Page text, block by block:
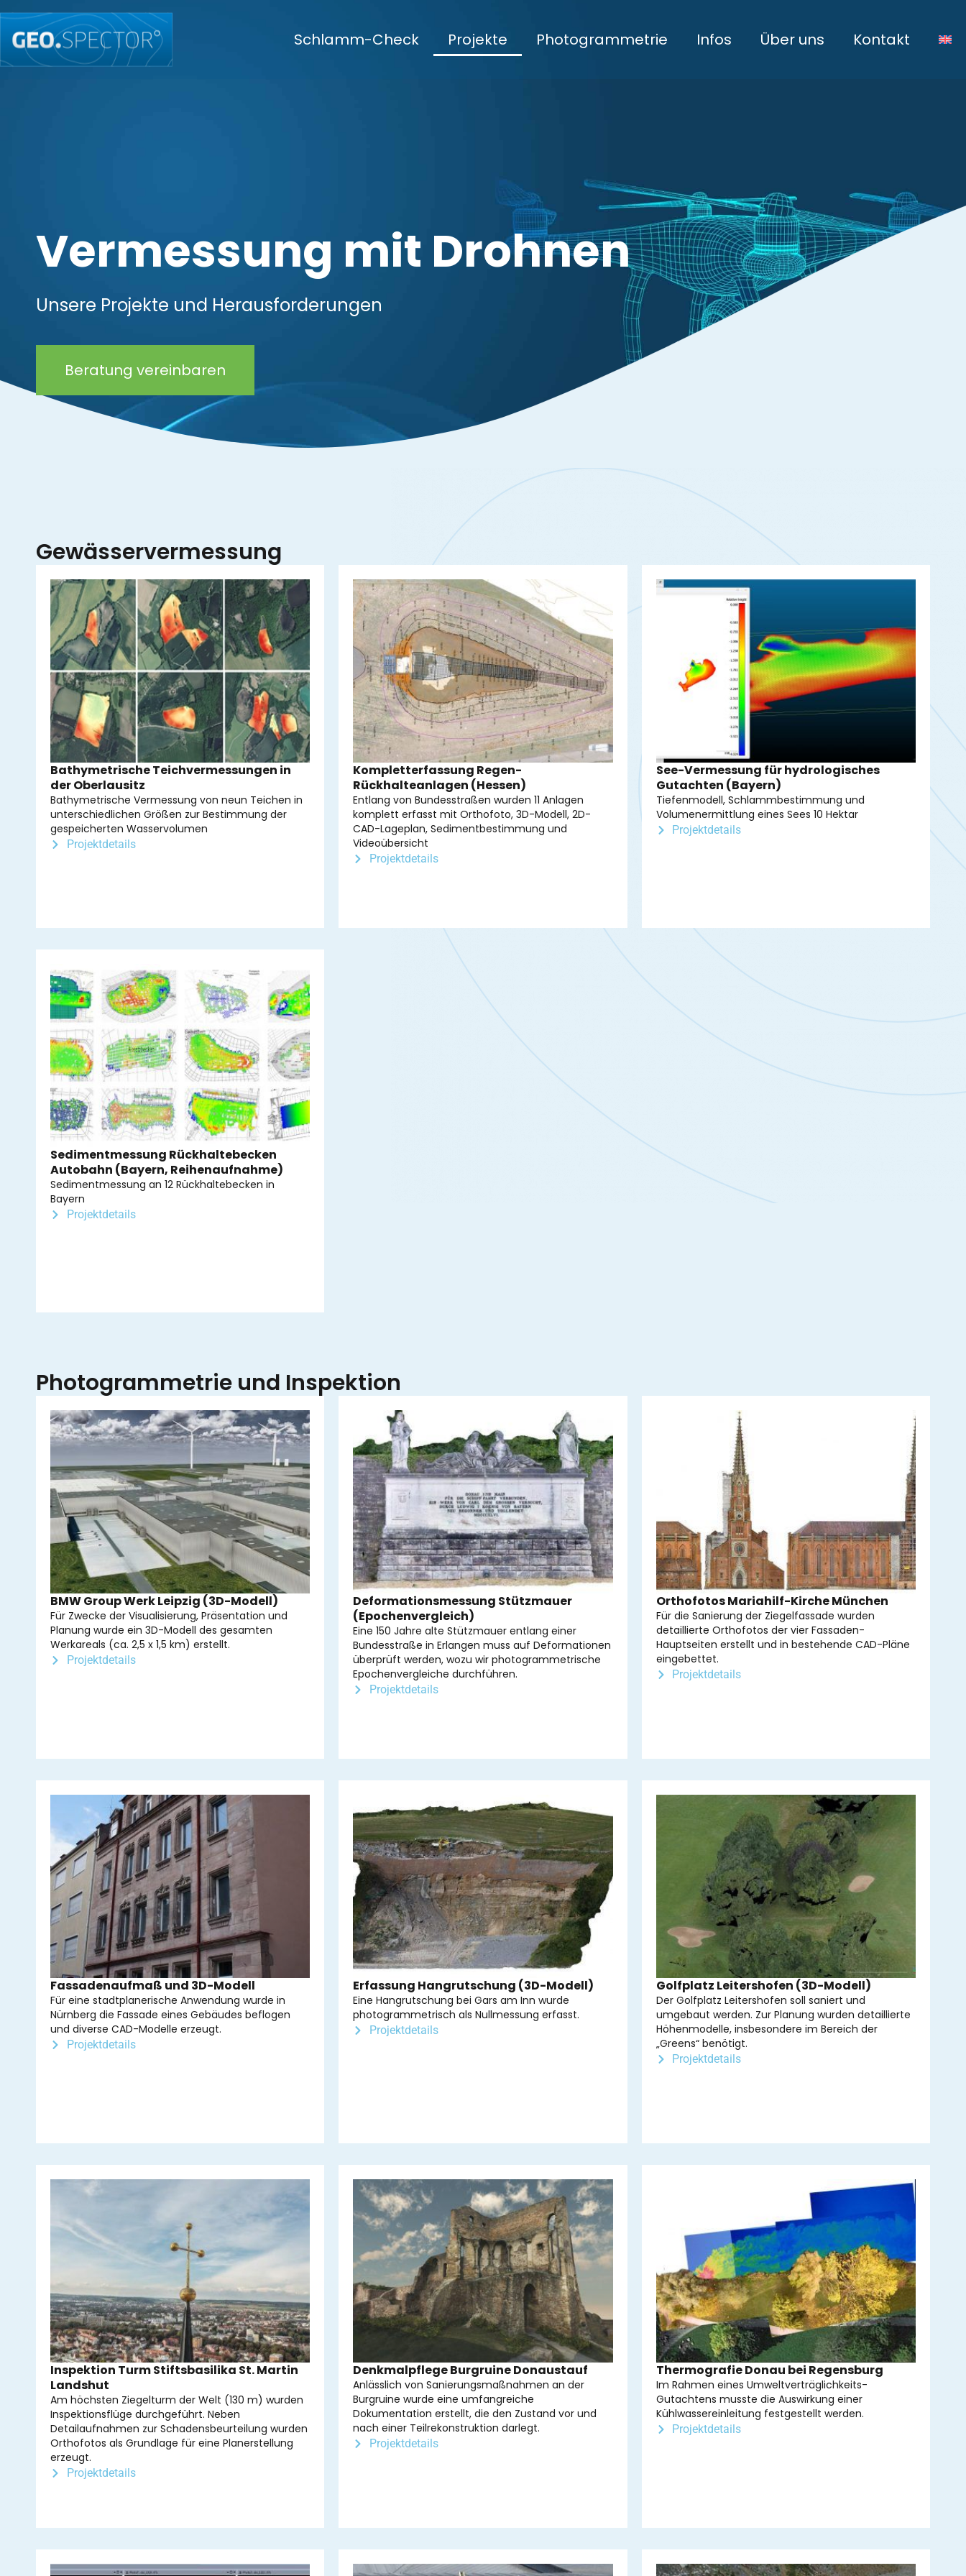
Schlamm-Check Projekte Photogrammetrie Infos Über uns Kontakt
Vermessung mit Drohnen
Unsere Projekte und Herausforderungen
Beratung vereinbaren
Gewässervermessung
Bathymetrische Teichvermessungen in
der Oberlausitz
Bathymetrische Vermessung von neun Teichen in
unterschiedlichen Größen zur Bestimmung der
gespeicherten Wasservolumen
Projektdetails
Kompletterfassung Regen-
Rückhalteanlagen (Hessen)
Entlang von Bundesstraßen wurden 11 Anlagen
komplett erfasst mit Orthofoto, 3D-Modell, 2D-
CAD-Lageplan, Sedimentbestimmung und
Videoübersicht
Projektdetails
See-Vermessung für hydrologisches
Gutachten (Bayern)
Tiefenmodell, Schlammbestimmung und
Volumenermittlung eines Sees 10 Hektar
Projektdetails
Sedimentmessung Rückhaltebecken
Autobahn (Bayern, Reihenaufnahme)
Sedimentmessung an 12 Rückhaltebecken in
Bayern
Projektdetails
Photogrammetrie und Inspektion
BMW Group Werk Leipzig (3D-Modell)
Für Zwecke der Visualisierung, Präsentation und
Planung wurde ein 3D-Modell des gesamten
Werkareals (ca. 2,5 x 1,5 km) erstellt.
Projektdetails
Deformationsmessung Stützmauer
(Epochenvergleich)
Eine 150 Jahre alte Stützmauer entlang einer
Bundesstraße in Erlangen muss auf Deformationen
überprüft werden, wozu wir photogrammetrische
Epochenvergleiche durchführen.
Projektdetails
Orthofotos Mariahilf-Kirche München
Für die Sanierung der Ziegelfassade wurden
detaillierte Orthofotos der vier Fassaden-
Hauptseiten erstellt und in bestehende CAD-Pläne
eingebettet.
Projektdetails
Fassadenaufmaß und 3D-Modell
Für eine stadtplanerische Anwendung wurde in
Nürnberg die Fassade eines Gebäudes beflogen
und diverse CAD-Modelle erzeugt.
Projektdetails
Erfassung Hangrutschung (3D-Modell)
Eine Hangrutschung bei Gars am Inn wurde
photogrammetrisch als Nullmessung erfasst.
Projektdetails
Golfplatz Leitershofen (3D-Modell)
Der Golfplatz Leitershofen soll saniert und
umgebaut werden. Zur Planung wurden detaillierte
Höhenmodelle, insbesondere im Bereich der
„Greens“ benötigt.
Projektdetails
Inspektion Turm Stiftsbasilika St. Martin
Landshut
Am höchsten Ziegelturm der Welt (130 m) wurden
Inspektionsflüge durchgeführt. Neben
Detailaufnahmen zur Schadensbeurteilung wurden
Orthofotos als Grundlage für eine Planerstellung
erzeugt.
Projektdetails
Denkmalpflege Burgruine Donaustauf
Anlässlich von Sanierungsmaßnahmen an der
Burgruine wurde eine umfangreiche
Dokumentation erstellt, die den Zustand vor und
nach einer Teilrekonstruktion darlegt.
Projektdetails
Thermografie Donau bei Regensburg
Im Rahmen eines Umweltverträglichkeits-
Gutachtens musste die Auswirkung einer
Kühlwassereinleitung festgestellt werden.
Projektdetails